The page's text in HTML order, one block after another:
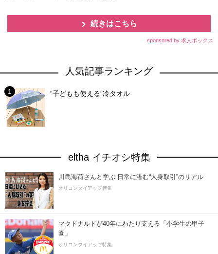
続きはこちら
sponsored by 求人ボックス
人気記事ランキング
“子どもも使える”冷タオル
eltha イチオシ特集
川島海荷さんと学ぶ 日常に潜む“人身取引”のリアル
オリコンタイアップ特集
マクドナルドが40年にわたり支える「小学生の甲子
園」
オリコンタイアップ特集